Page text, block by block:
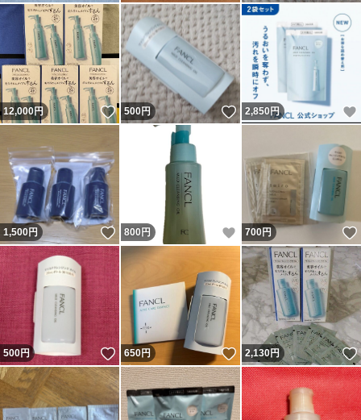
12,000円 いいね！
500円 いいね！
2,850 円
1,500円 いいね！
800 円 いいね！
700円
500円 いいね！
650円 いいね！
2,130円